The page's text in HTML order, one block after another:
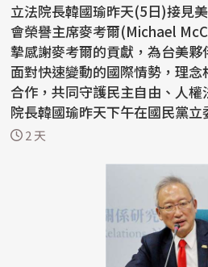
立法院長韓國瑜昨天(5日)接見
會榮譽主席麥考爾(Michael
摯感謝麥考爾的貢獻，為台美夥
面對快速變動的國際情勢，理
合作，共同守護民主自由、人權法
院長韓國瑜昨天下午在國民黨
巧芯...
2 天